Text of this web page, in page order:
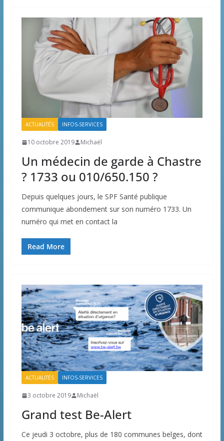
ACTUALITÉS INFOS-SERVICES
10 octobre 2019 Michaël
Un médecin de garde à Chastre
? 1733 ou 010/650.150 ?
Depuis quelques jours, le SPF Santé publique
communique abondement sur son numéro 1733. Un
numéro qui met en contact la
Read More
ACTUALITÉS INFOS-SERVICES
3 octobre 2019 Michaël
Grand test Be-Alert
Ce jeudi 3 octobre, plus de 180 communes belges, dont